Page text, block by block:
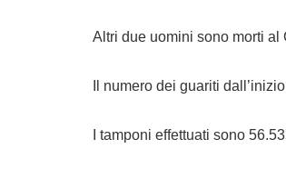
Altri due uomini sono morti al
Il numero dei guariti
I tamponi effettuati sono